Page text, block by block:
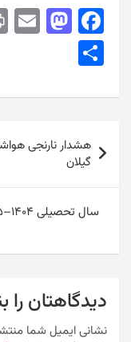
F
a
e
o
o
k
M
a
o
o
E
l ar
e
راهبری
نوشته
هشدار نارنجی
گیلان
دیدگاهتان را
نشانی ایمیل شما